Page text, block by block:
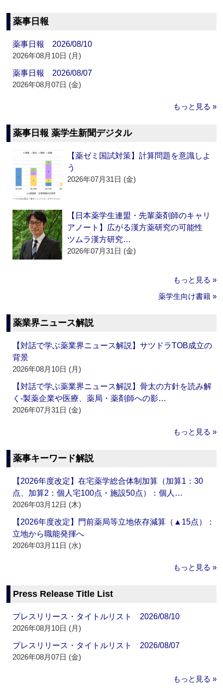
薬事日報
薬事日報 2026/08/10
2026年08月10日 (月)
薬事日報 2026/08/07
2026年08月07日 (金)
もっと見る »
薬事日報 薬学生新聞デジタル
【薬ゼミ国試対策】計算問題を意識しよ
う
2026年07月31日 (金)
【日本薬学生連盟・先輩薬剤師のキャリ
アノート】広がる漢方薬研究の可能性
ツムラ漢方研究…
2026年07月31日 (金)
もっと見る »
薬学生向け書籍 »
薬業界ニュース解説
【対話で学ぶ薬業界ニュース解説】サツドラTOB成立の
背景
2026年08月10日 (月)
【対話で学ぶ薬業界ニュース解説】骨太の方針を読み解
く‐製薬企業や医療、薬局・薬剤師への影…
2026年07月31日 (金)
もっと見る »
薬事キーワード解説
【2026年度改定】在宅薬学総合体制加算（加算1：30
点、加算2：個人宅100点・施設50点）：個人…
2026年03月12日 (木)
【2026年度改定】門前薬局等立地依存減算（▲15点）：
立地から職能発揮へ
2026年03月11日 (水)
もっと見る »
Press Release Title List
プレスリリース・タイトルリスト 2026/08/10
2026年08月10日 (月)
プレスリリース・タイトルリスト 2026/08/07
2026年08月07日 (金)
もっと見る »